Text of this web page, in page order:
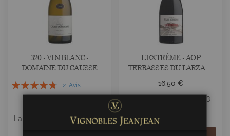
320 - VIN BLANC -
DOMAINE DU CAUSSE
Évaluation:
2 Avis
Languedoc 2021 BIO ✅
L'EXTRÊME - AOP
TERRASSES DU LARZAC -
D'ARBORAS
16,50 €
Terrasses du Larzac 2023